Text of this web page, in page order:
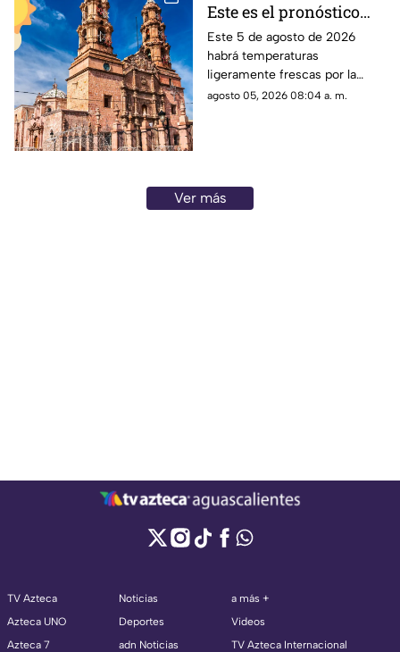
Este es el pronóstico
del clima en
Aguascalientes hoy 4
de agosto
Este 5 de agosto de 2026
habrá temperaturas
ligeramente frescas por la
mañana y calor en el día; el
agosto 05, 2026 08:04 a. m.
Ver más
TV Azteca
Azteca UNO
Azteca 7
Noticias
Deportes
adn Noticias
a más +
Videos
TV Azteca Internacional